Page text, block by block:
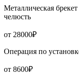
Металлическая
челюсть
от 28000₽
Операция по
от 8600₽